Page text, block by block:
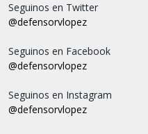
Seguinos en Twitter
@defensorvlopez
Seguinos en Facebook
@defensorvlopez
Seguinos en Instagram
@defensorvlopez